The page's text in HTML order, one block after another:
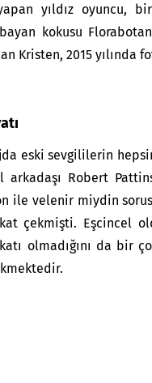
yıldız oyuncu,
kokusu
Kristen, 2015 yılında
eski sevgililerin
arkadaşı Robert
ile velenir miydin
çekmişti. Eşcincel
olmadığını da bir